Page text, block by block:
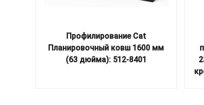
Профилирование Cat
Планировочный ковш 1600 мм
(63 дюйма): 512-8401